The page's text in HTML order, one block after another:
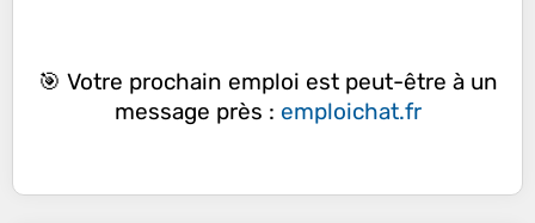
🎯 Votre prochain emploi est peut-être à un
message près : emploichat.fr